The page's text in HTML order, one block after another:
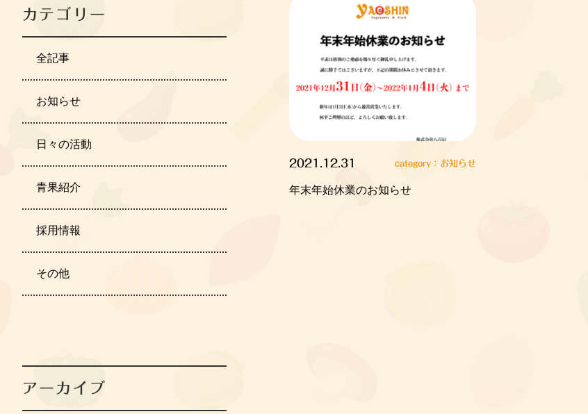
カテゴリー
全記事
お知らせ
日々の活動
青果紹介
採用情報
その他
アーカイブ
2021.12.31 category：お知らせ
年末年始休業のお知らせ